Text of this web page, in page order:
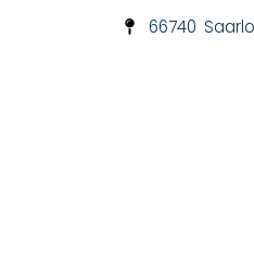
66740